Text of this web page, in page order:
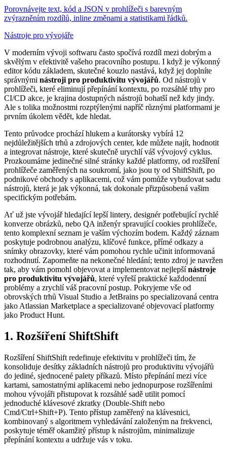
Porovnávejte text, kód a JSON v prohlížeči s barevným
zvýrazněním rozdílů, inline změnami a statistikami řádků.
Nástroje pro vývojáře
V moderním vývoji softwaru často spočívá rozdíl mezi dobrým a
skvělým v efektivitě vašeho pracovního postupu. I když je výkonný
editor kódu základem, skutečné kouzlo nastává, když jej doplníte
správnými nástroji pro produktivitu vývojářů. Od nástrojů v
prohlížeči, které eliminují přepínání kontextu, po rozsáhlé trhy pro
CI/CD akce, je krajina dostupných nástrojů bohatší než kdy jindy.
Ale s tolika možnostmi rozptýlenými napříč různými platformami je
prvním úkolem vědět, kde hledat.
Tento průvodce prochází hlukem a kurátorsky vybírá 12
nejdůležitějších trhů a zdrojových center, kde můžete najít, hodnotit
a integrovat nástroje, které skutečně urychlí váš vývojový cyklus.
Prozkoumáme jedinečné silné stránky každé platformy, od rozšíření
prohlížeče zaměřených na soukromí, jako jsou ty od ShiftShift, po
podnikové obchody s aplikacemi, což vám pomůže vybudovat sadu
nástrojů, která je jak výkonná, tak dokonale přizpůsobená vašim
specifickým potřebám.
Ať už jste vývojář hledající lepší lintery, designér potřebující rychlé
konverze obrázků, nebo QA inženýr spravující cookies prohlížeče,
tento komplexní seznam je vaším výchozím bodem. Každý záznam
poskytuje podrobnou analýzu, klíčové funkce, přímé odkazy a
snímky obrazovky, které vám pomohou rychle učinit informovaná
rozhodnutí. Zapomeňte na nekonečné hledání; tento zdroj je navržen
tak, aby vám pomohl objevovat a implementovat nejlepšínástroje
pro produktivitu vývojářů, které vyřeší praktické každodenní
problémy a zrychlí váš pracovní postup. Pokryjeme vše od
obrovských trhů Visual Studio a JetBrains po specializovaná centra
jako Atlassian Marketplace a specializované objevovací platformy
jako Product Hunt.
1. Rozšíření ShiftShift
Rozšíření ShiftShift redefinuje efektivitu v prohlížeči tím, že
konsoliduje desítky základních nástrojů pro produktivitu vývojářů
do jediné, sjednocené palety příkazů. Místo přepínání mezi více
kartami, samostatnými aplikacemi nebo jednopurpose rozšířeními
mohou vývojáři přistupovat k rozsáhlé sadě utilit pomocí
jednoduché klávesové zkratky (Double-Shift nebo
Cmd/Ctrl+Shift+P). Tento přístup zaměřený na klávesnici,
kombinovaný s algoritmem vyhledávání založeným na frekvenci,
poskytuje téměř okamžitý přístup k nástrojům, minimalizuje
přepínání kontextu a udržuje vás v toku.